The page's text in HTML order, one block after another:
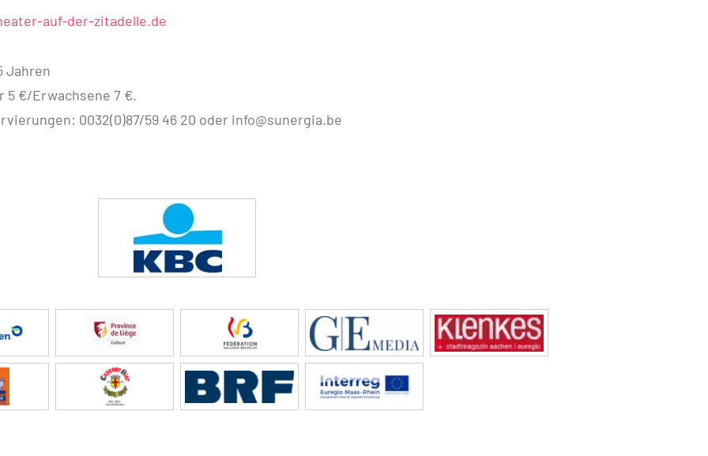
auf-der-zitadelle.de
Jahren
€/Erwachsene 7 €.
0032(0)87/59 46 20 oder info@sunergia.be